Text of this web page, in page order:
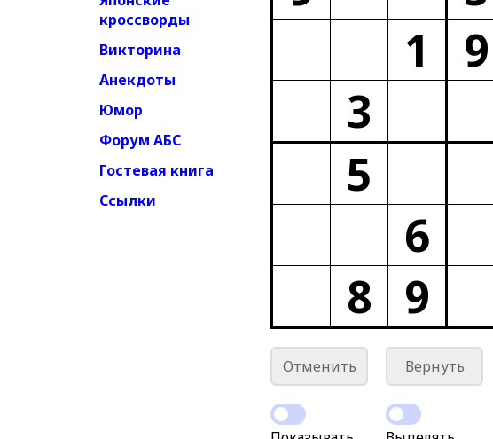
кроссворды
Викторина
Анекдоты
Юмор
Форум АБС
Гостевая книга
Ссылки
1
9
3
5
6
8 9
Отменить Вернуть